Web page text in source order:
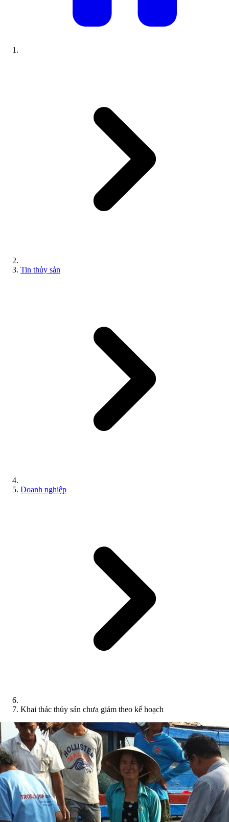
Tin thủy sản
Doanh nghiệp
Khai thác thủy sản chưa giảm theo kế hoạch